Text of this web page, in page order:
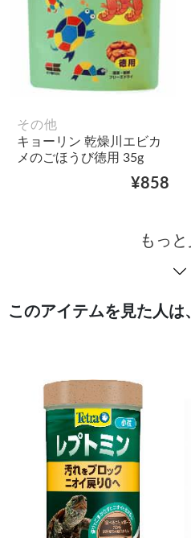
その他
キョーリン 乾燥川エビカ
メのごほうび徳用 35g
¥858
もっと
このアイテムを見た人